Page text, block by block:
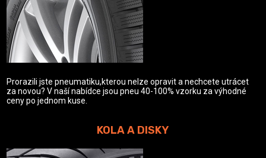
Prorazili jste pneumatiku,kterou nelze opravit a nechcete utrácet
za novou? V naší nabídce jsou pneu 40-100% vzorku za výhodné
ceny po jednom kuse.
KOLA A DISKY